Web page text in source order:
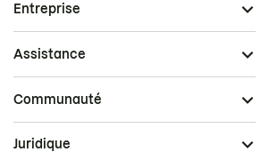
Entreprise
Assistance
Communauté
Juridique